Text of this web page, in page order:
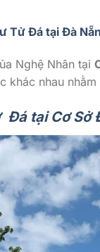
Tử Đá tại Đà
Nghệ Nhân tại
nhau
tại Cơ Sở